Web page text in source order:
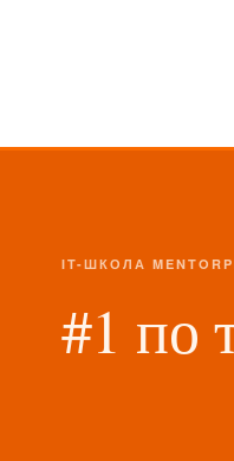
IT-ШКОЛА
#1 по